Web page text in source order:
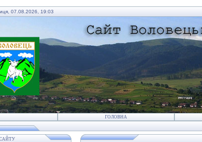
07.08.2026, 19:03
ГОЛОВНА